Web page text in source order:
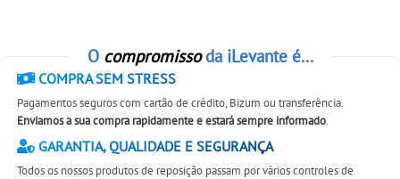
O compromissoda iLevante é...
COMPRA SEM STRESS
Pagamentos seguros com cartão de crédito, Bizum ou transferência.
Enviamos a sua compra rapidamente e estará sempre informado.
GARANTIA, QUALIDADE E SEGURANÇA
Todos os nossos produtos de reposição passam por vários controles de